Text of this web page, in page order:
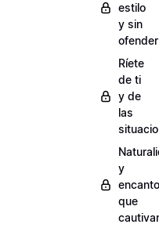
estilo
y sin
ofender
Ríete
de ti
y de
las
y
encanto
que